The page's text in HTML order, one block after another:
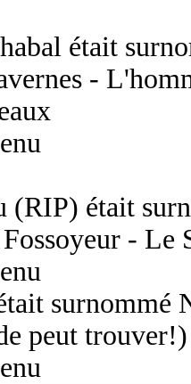
était
-
(RIP) était
- Le
peut trouver!)